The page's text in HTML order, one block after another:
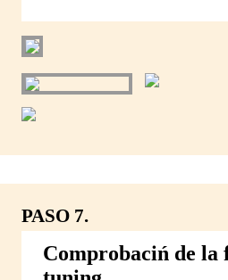
PASO 7.
Comprobaciń de la